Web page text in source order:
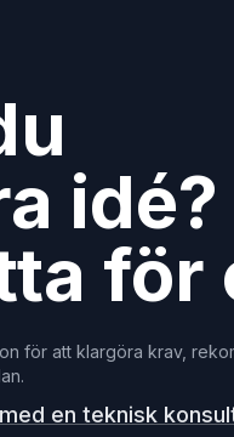
idé?
för
för att klargöra krav,
en teknisk